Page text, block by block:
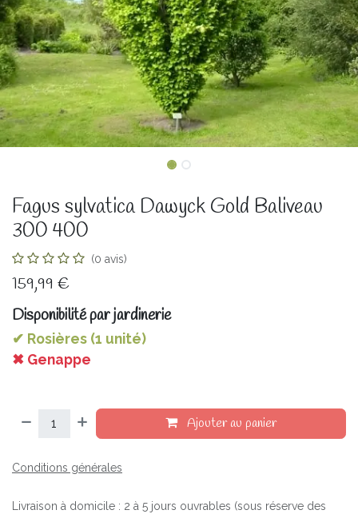
Fagus sylvatica Dawyck Gold Baliveau
300 400
(0 avis)
159,99 €
Disponibilité par jardinerie
✔ Rosières (1 unité)
✖ Genappe
Ajouter au panier
Conditions générales
Livraison à domicile : 2 à 5 jours ouvrables (sous réserve des